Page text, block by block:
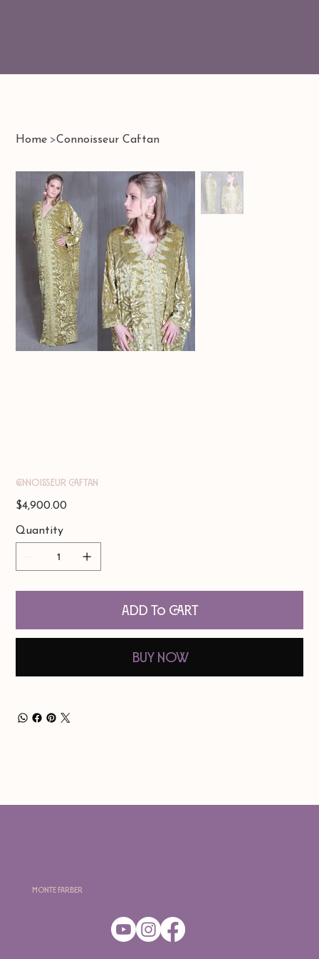
Home >Connoisseur Caftan
Connoisseur Caftan
Price
$4,900.00
Quantity
Add to Cart
Buy Now
Monte Farber